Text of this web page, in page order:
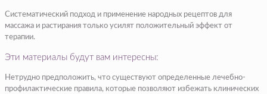
Систематический подход и применение народных рецептов для
массажа и растирания только усилят положительный эффект от
терапии.
Эти материалы будут вам интересны:
Нетрудно предположить, что существуют определенные лечебно-
профилактические правила, которые позволяют избежать клинических